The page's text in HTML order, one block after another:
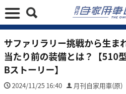
サファリラリー挑戦から生ま
当たり前の装備とは？【510
Bストーリー】
2024/11/25 16:40 月刊自家用車(原)